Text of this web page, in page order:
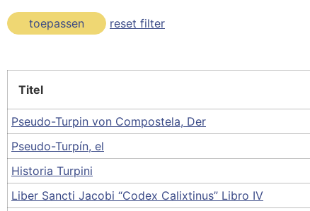
toepassen reset filter
Titel
Pseudo-Turpin von Compostela, Der
Pseudo-Turpín, el
Historia Turpini
Liber Sancti Jacobi “Codex Calixtinus” Libro IV